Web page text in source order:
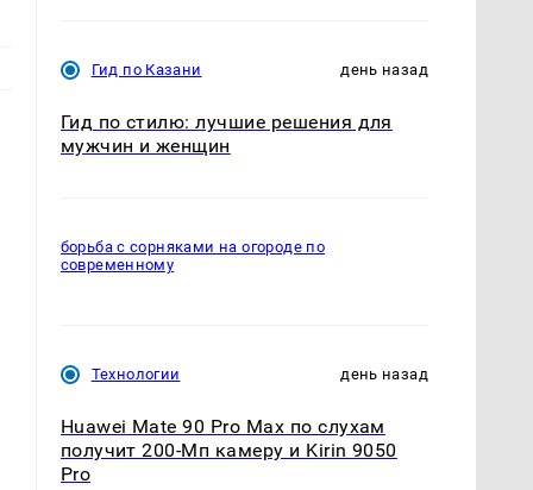
Гид по Казани день назад
Гид по стилю: лучшие решения для
мужчин и женщин
борьба с сорняками на огороде по
современному
Технологии день назад
Huawei Mate 90 Pro Max по слухам
получит 200-Мп камеру и Kirin 9050
Pro